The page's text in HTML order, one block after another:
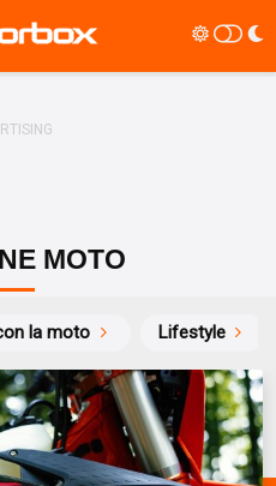
MOTO
la moto Lifestyle